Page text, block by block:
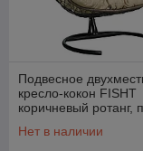
Подвесное
кресло-кокон FISHT
коричневый ротанг,
Нет в наличии